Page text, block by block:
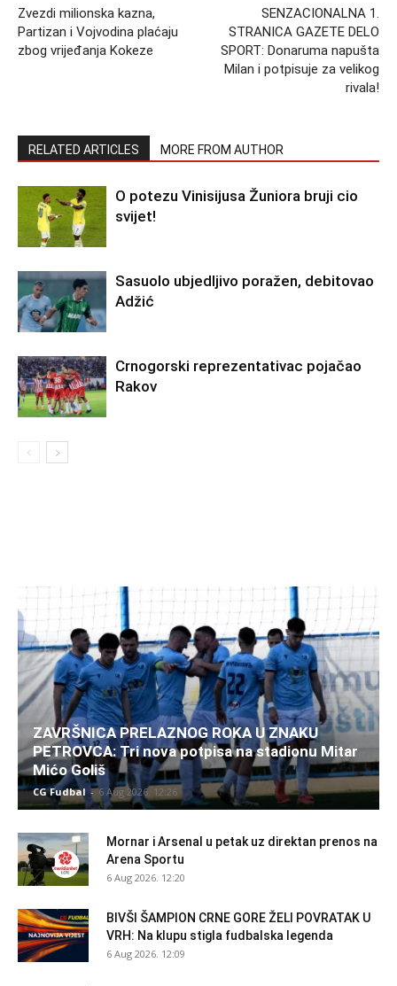
Zvezdi milionska kazna,
Partizan i Vojvodina plaćaju
zbog vrijeđanja Kokeze
SENZACIONALNA 1.
STRANICA GAZETE DELO
SPORT: Donaruma napušta
Milan i potpisuje za velikog
rivala!
RELATED ARTICLES MORE FROM AUTHOR
O potezu Vinisijusa Žuniora bruji cio
svijet!
Sasuolo ubjedljivo poražen, debitovao
Adžić
Crnogorski reprezentativac pojačao
Rakov
ZAVRŠNICA PRELAZNOG ROKA U ZNAKU
PETROVCA: Tri nova potpisa na stadionu Mitar
Mićo Goliš
CG Fudbal - 6 Aug 2026. 12:26
Mornar i Arsenal u petak uz direktan prenos na
Arena Sportu
6 Aug 2026. 12:20
BIVŠI ŠAMPION CRNE GORE ŽELI POVRATAK U
VRH: Na klupu stigla fudbalska legenda
6 Aug 2026. 12:09